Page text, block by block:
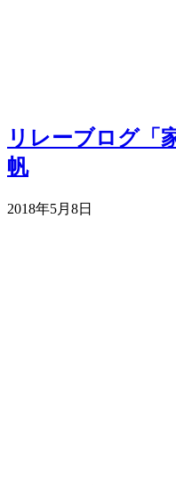
リレーブログ「
帆
2018年5月8日